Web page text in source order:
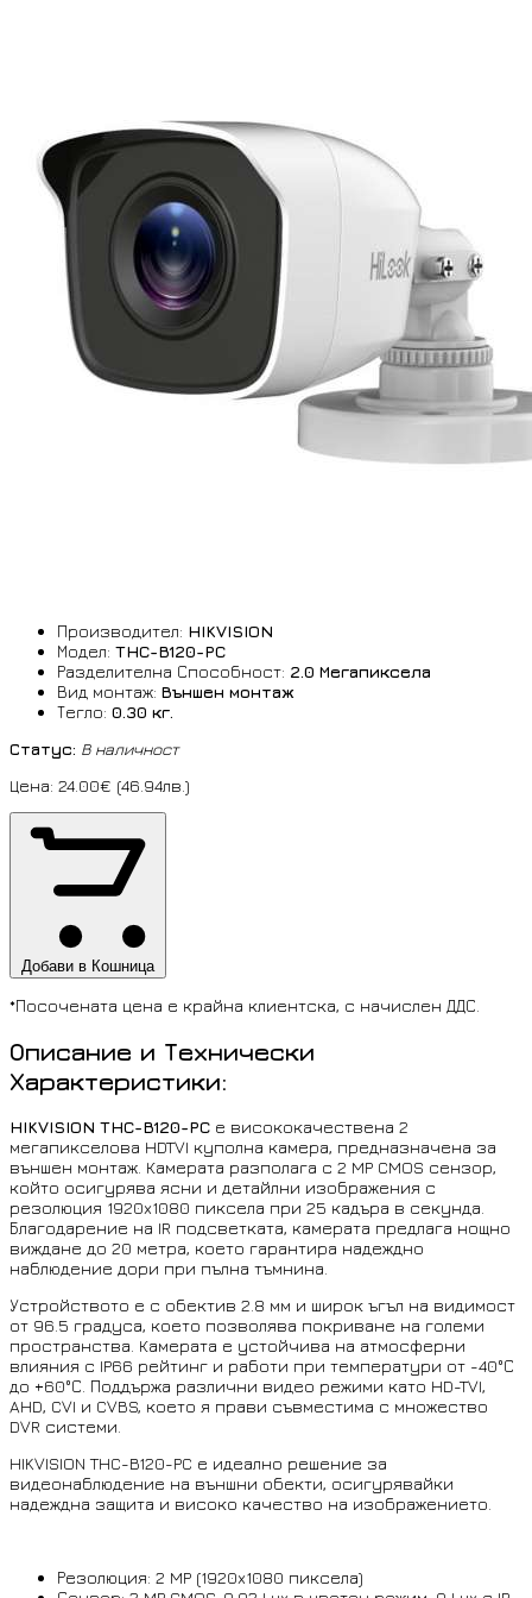
Производител: HIKVISION
Модел: THC-B120-PC
Разделителна Способност: 2.0 Мегапиксела
Вид монтаж: Външен монтаж
Тегло: 0.30 кг.
Статус: В наличност
Цена: 24.00€ (46.94лв.)
Добави в Кошница
*Посочената цена е крайна клиентска, с начислен ДДС.
Описание и Технически
Характеристики:
HIKVISION THC-B120-PC е висококачествена 2
мегапикселова HDTVI куполна камера, предназначена за
външен монтаж. Камерата разполага с 2 MP CMOS сензор,
който осигурява ясни и детайлни изображения с
резолюция 1920x1080 пиксела при 25 кадъра в секунда.
Благодарение на IR подсветката, камерата предлага нощно
виждане до 20 метра, което гарантира надеждно
наблюдение дори при пълна тъмнина.
Устройството е с обектив 2.8 мм и широк ъгъл на видимост
от 96.5 градуса, което позволява покриване на големи
пространства. Камерата е устойчива на атмосферни
влияния с IP66 рейтинг и работи при температури от -40°С
до +60°С. Поддържа различни видео режими като HD-TVI,
AHD, CVI и CVBS, което я прави съвместима с множество
DVR системи.
HIKVISION THC-B120-PC е идеално решение за
видеонаблюдение на външни обекти, осигурявайки
надеждна защита и високо качество на изображението.
Резолюция: 2 MP (1920x1080 пиксела)